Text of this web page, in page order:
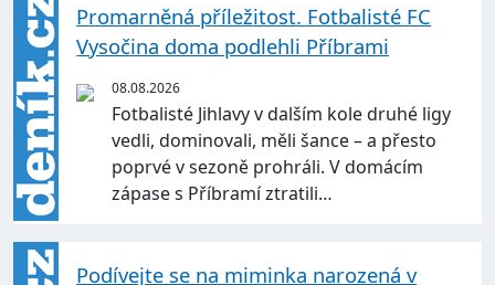
Promarněná příležitost. Fotbalisté FC
Vysočina doma podlehli Příbrami
08.08.2026
Fotbalisté Jihlavy v dalším kole druhé ligy
vedli, dominovali, měli šance – a přesto
poprvé v sezoně prohráli. V domácím
zápase s Příbramí ztratili…
Podívejte se na miminka narozená v